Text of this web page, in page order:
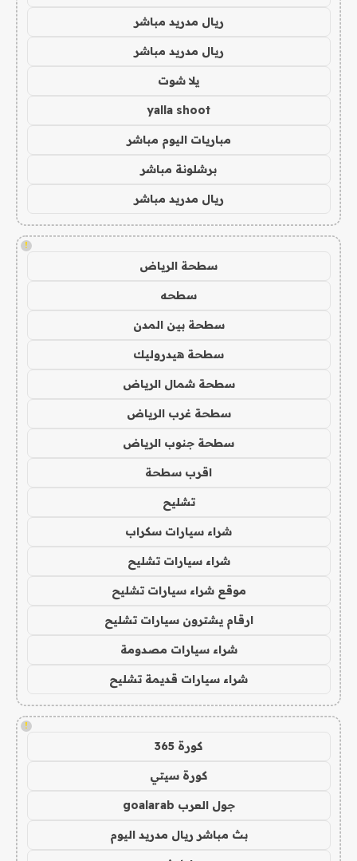
ريال مدريد مباشر
ريال مدريد مباشر
يلا شوت
yalla shoot
مباريات اليوم مباشر
برشلونة مباشر
ريال مدريد مباشر
!
سطحة الرياض
سطحه
سطحة بين المدن
سطحة هيدروليك
سطحة شمال الرياض
سطحة غرب الرياض
سطحة جنوب الرياض
اقرب سطحة
تشليح
شراء سيارات سكراب
شراء سيارات تشليح
موقع شراء سيارات تشليح
ارقام يشترون سيارات تشليح
شراء سيارات مصدومة
شراء سيارات قديمة تشليح
!
كورة 365
كورة سيتي
جول العرب goalarab
بث مباشر ريال مدريد اليوم